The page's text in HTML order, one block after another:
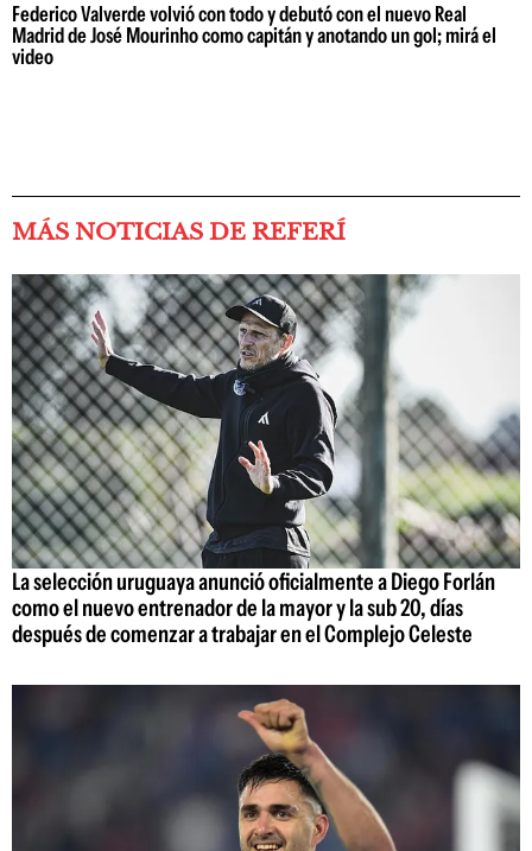
Federico Valverde volvió con todo y debutó con el nuevo Real
Madrid de José Mourinho como capitán y anotando un gol; mirá el
video
MÁS NOTICIAS DE REFERÍ
La selección uruguaya anunció oficialmente a Diego Forlán
como el nuevo entrenador de la mayor y la sub 20, días
después de comenzar a trabajar en el Complejo Celeste